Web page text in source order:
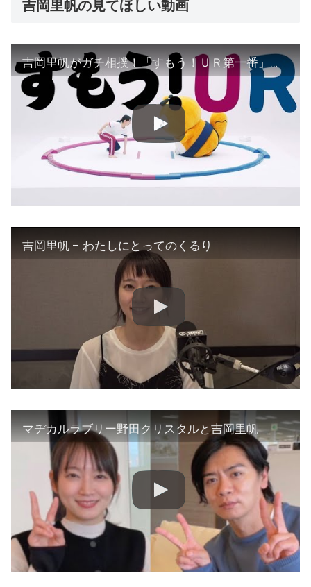
吉岡里帆の見てほしい動画
吉岡里帆がガチ相撲！「すもう！ＵＲ第一番」篇 Web限定動画
吉岡里帆 – わたしにとってのくるり
マヂカルラブリー野田クリスタルと吉岡里帆